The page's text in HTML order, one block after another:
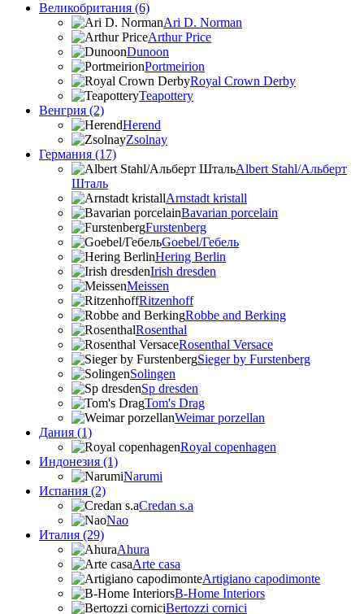
Великобритания (6)
Ari D. Norman
Arthur Price
Dunoon
Portmeirion
Royal Crown Derby
Teapottery
Венгрия (2)
Herend
Zsolnay
Германия (17)
Albert Stahl/Альбеpт
Шталь
Arnstadt kristall
Bavarian porcelain
Furstenberg
Goebel/Гебель
Hering Berlin
Irish dresden
Meissen
Ritzenhoff
Robbe and Berking
Rosenthal
Rosenthal Versace
Sieger by Furstenberg
Solingen
Sp dresden
Tom's Drag
Weimar porzellan
Дания (1)
Royal copenhagen
Индонезия (1)
Narumi
Испания (2)
Credan s.a
Nao
Италия (29)
Ahura
Arte casa
Artigiano capodimonte
B-Home Interiors
Bertozzi cornici